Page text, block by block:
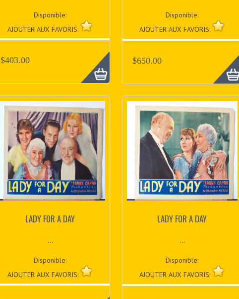
Disponible:
AJOUTER AUX FAVORIS:
$403.00
Disponible:
AJOUTER AUX FAVORIS:
$650.00
LADY FOR A DAY
...
Disponible:
AJOUTER AUX FAVORIS:
LADY FOR A DAY
...
Disponible:
AJOUTER AUX FAVORIS: